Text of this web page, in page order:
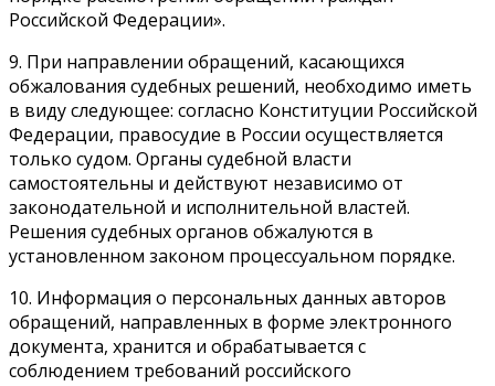
Российской Федерации».
9. При направлении обращений, касающихся
обжалования судебных решений, необходимо иметь
в виду следующее: согласно Конституции Российской
Федерации, правосудие в России осуществляется
только судом. Органы судебной власти
самостоятельны и действуют независимо от
законодательной и исполнительной властей.
Решения судебных органов обжалуются в
установленном законом процессуальном порядке.
10. Информация о персональных данных авторов
обращений, направленных в форме электронного
документа, хранится и обрабатывается с
соблюдением требований российского